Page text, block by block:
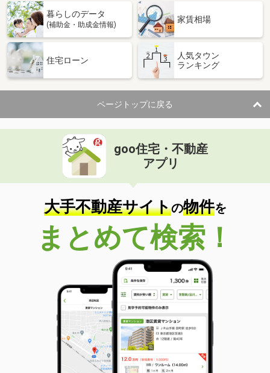
建物面積 112.82m²
土地面積
148.56m²
広島県安芸郡府中町浜田２
3,480万円
住 所
広島県安芸郡府中町浜田２
建物面積 84.94m²
土地面積 75.37m²
広島県尾道市向東町
価 格
1,780万円
住 所
広島県尾道市向東町
建物面積 133.18m²
土地面積
440.28m²
広島県呉市上長迫町
価 格
200万円
広島県呉市上長迫町
72.72m²
土地面積 184.19m²
広島県広島市西区己斐上２丁目
価 格
2,400万円
住 所
広島県広島市西区己斐上２丁目
建物面積 111.78m²
暮らしのデータ
(補助金・助成金情報)
家賃相場
住宅ローン
人気タウン
ランキング
ページトップに戻る
goo住宅・不動産
アプリ
大手不動産サイトの物件を
まとめて検索！